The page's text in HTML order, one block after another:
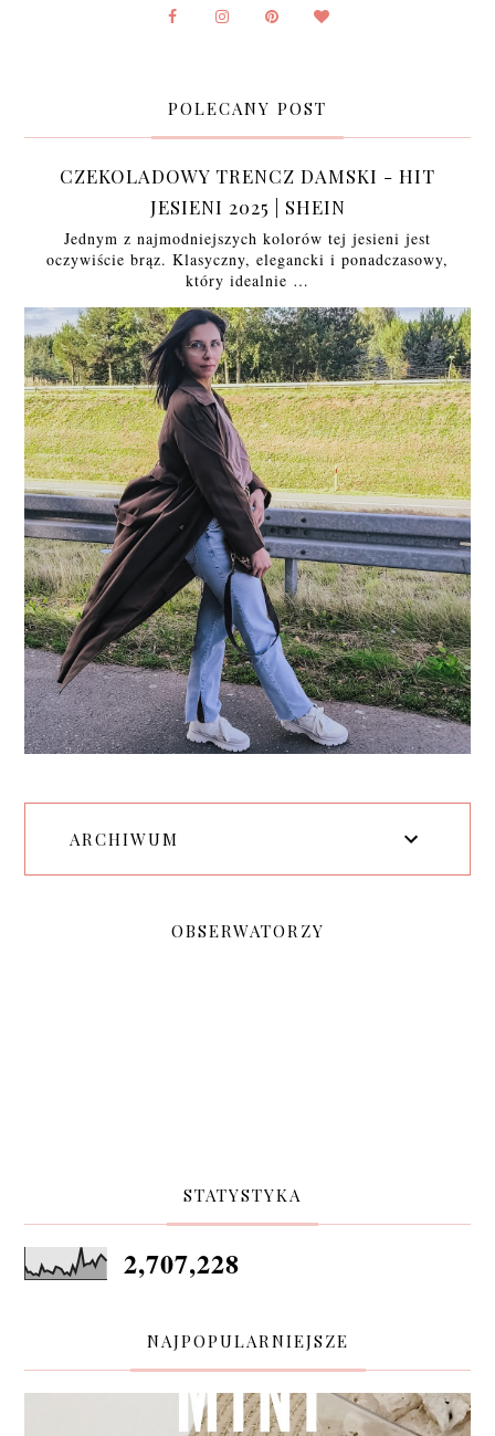
POLECANY POST
CZEKOLADOWY TRENCZ DAMSKI - HIT
JESIENI 2025 | SHEIN
Jednym z najmodniejszych kolorów tej jesieni jest
oczywiście brąz. Klasyczny, elegancki i ponadczasowy,
który idealnie …
ARCHIWUM
OBSERWATORZY
STATYSTYKA
2,707,228
NAJPOPULARNIEJSZE